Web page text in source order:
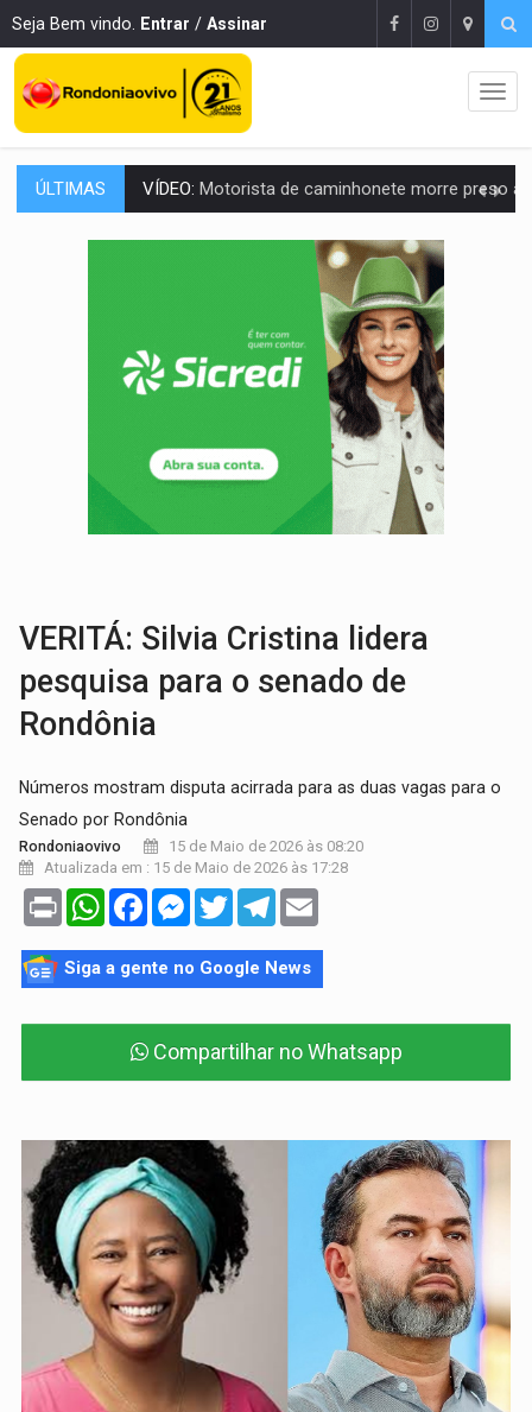
Seja Bem vindo. Entrar / Assinar
ÚLTIMAS LAZER:Seis lugares gratuitos para aproveitar o fim de semana
VÍDEO:FTICCO e Força Tática prendem membro do CV com arma e drogas
Prefeitura fortalece parceria com a APAE para ampliar ações
Exército testa inovações no combate a drones durante
TEMAS SOCIOAMBIENTAIS:Em Itapuã do Oeste, CINEMAZÔNIA leva cinema
Interior de Rondônia terá sábado (8) de calor
INFRAESTRUTURA: Após quase 30 anos de espera, asfalto chega ao
A ILHA: Coreografia de Rondônia estreia na programação do Festival de
VERITÁ: Silvia Cristina lidera
pesquisa para o senado de
Rondônia
Números mostram disputa acirrada para as duas vagas para o
Senado por Rondônia
Rondoniaovivo
15 de Maio de 2026 às 08:20
Atualizada em : 15 de Maio de 2026 às 17:28
Print WhatsAppFacebookMessenger
TwitterTelegram
Siga a gente no Google News
Compartilhar no Whatsapp